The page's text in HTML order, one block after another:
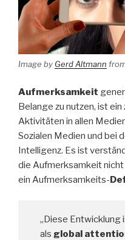
Image by Gerd Altmann
Aufmerksamkeit
Belange zu nutzen, ist
Aktivitäten in allen
Sozialen Medien und bei
Intelligenz. Es ist
die Aufmerksamkeit
ein Aufmerksamkeits-
„Diese Entwicklung
als global